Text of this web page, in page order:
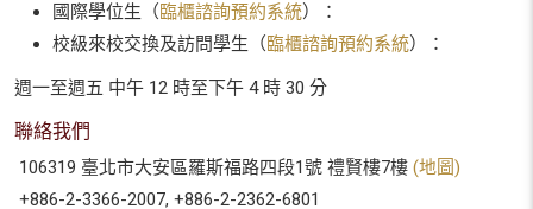
國際學位生（臨櫃諮詢預約系統）：
校級來校交換及訪問學生（臨櫃諮詢預約系統）：
週一至週五 中午 12 時至下午 4 時 30 分
聯絡我們
106319 臺北市大安區羅斯福路四段1號 禮賢樓7樓 (地圖)
+886-2-3366-2007, +886-2-2362-6801